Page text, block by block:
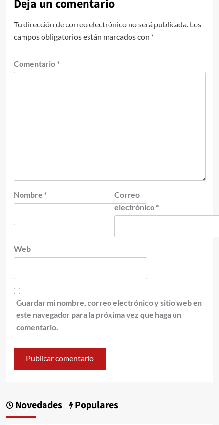
Deja un comentario
Tu dirección de correo electrónico no será publicada. Los
campos obligatorios están marcados con *
Comentario *
Nombre *
Correo
electrónico *
Web
Guardar mi nombre, correo electrónico y sitio web en
este navegador para la próxima vez que haga un
comentario.
Novedades Populares